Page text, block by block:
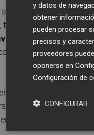
se presenta más que
, también director
Gadea) y
y otros lenguajes
distintos bloques
A través de la
otras formas.
y datos de
obtener
pueden procesar
precisos y
proveedores
oponerse en
Configuración de
CONFIGURAR